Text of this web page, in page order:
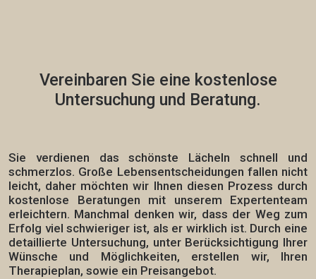
Vereinbaren Sie eine kostenlose
Untersuchung und Beratung.
Sie verdienen das schönste Lächeln schnell und
schmerzlos. Große Lebensentscheidungen fallen nicht
leicht, daher möchten wir Ihnen diesen Prozess durch
kostenlose Beratungen mit unserem Expertenteam
erleichtern. Manchmal denken wir, dass der Weg zum
Erfolg viel schwieriger ist, als er wirklich ist. Durch eine
detaillierte Untersuchung, unter Berücksichtigung Ihrer
Wünsche und Möglichkeiten, erstellen wir, Ihren
Therapieplan, sowie ein Preisangebot.